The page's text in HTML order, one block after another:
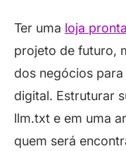
Ter uma loja
projeto de futuro,
dos negócios
digital. Estruturar
llm.txt e em uma
quem será